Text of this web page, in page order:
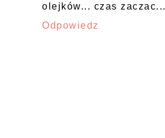
olejków... czas zaczac...
Odpowiedz